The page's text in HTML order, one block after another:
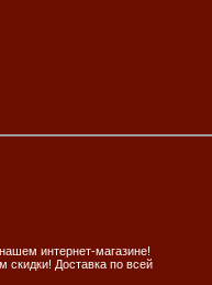
интернет-магазине!
скидки! Доставка по всей